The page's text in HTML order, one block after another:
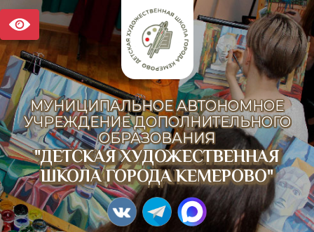
МУНИЦИПАЛЬНОЕ АВТОНОМНОЕ
УЧРЕЖДЕНИЕ ДОПОЛНИТЕЛЬНОГО
ОБРАЗОВАНИЯ
"ДЕТСКАЯ ХУДОЖЕСТВЕННАЯ
ШКОЛА ГОРОДА КЕМЕРОВО"